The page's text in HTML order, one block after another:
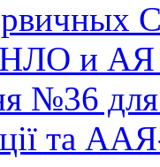
НЛО и
№36
та